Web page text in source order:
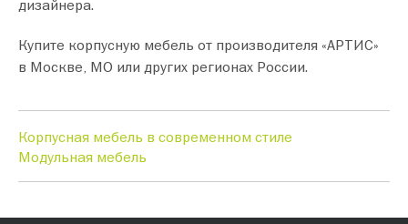
дизайнера.
Купите корпусную мебель от производителя «АРТИС»
в Москве, МО или других регионах России.
Корпусная мебель в современном стиле
Модульная мебель